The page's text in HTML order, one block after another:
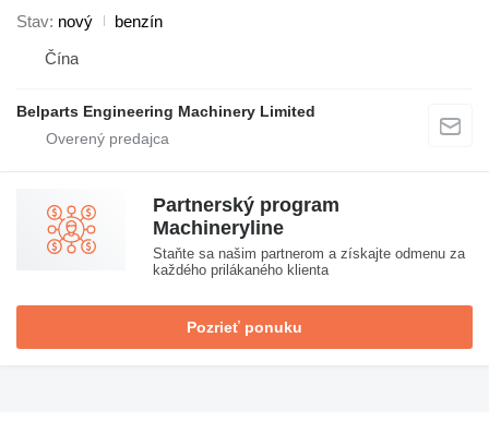
Stav nový
benzín
Čína
Belparts Engineering Machinery Limited
Partnerský program
Machineryline
Staňte sa našim partnerom a získajte odmenu za
každého prilákaného klienta
Pozrieť ponuku